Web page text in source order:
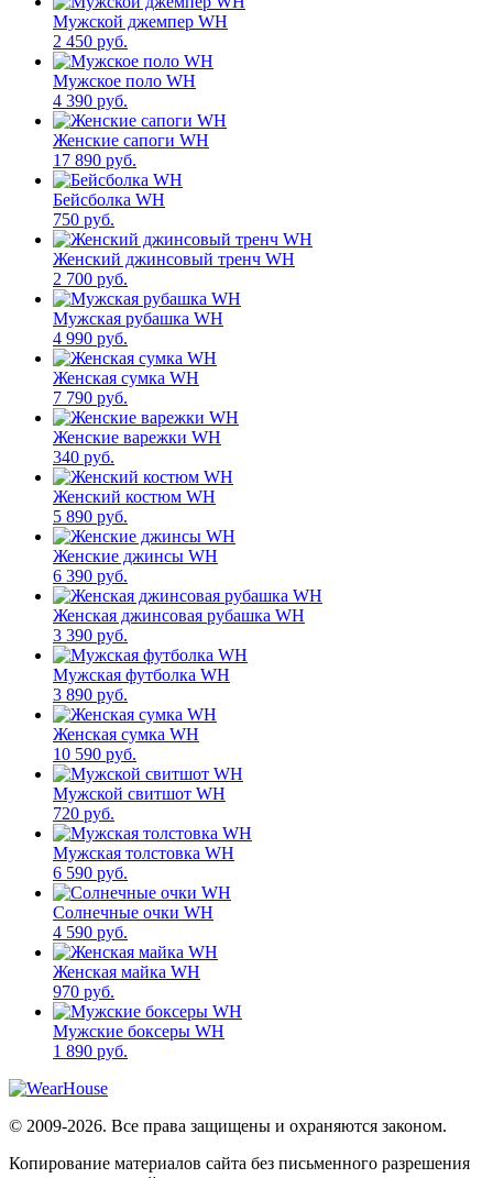
Мужской джемпер WH
2 450 руб.
Мужское поло WH
4 390 руб.
Женские сапоги WH
17 890 руб.
Бейсболка WH
750 руб.
Женский джинсовый тренч WH
2 700 руб.
Мужская рубашка WH
4 990 руб.
Женская сумка WH
7 790 руб.
Женские варежки WH
340 руб.
Женский костюм WH
5 890 руб.
Женские джинсы WH
6 390 руб.
Женская джинсовая рубашка WH
3 390 руб.
Мужская футболка WH
3 890 руб.
Женская сумка WH
10 590 руб.
Мужской свитшот WH
720 руб.
Мужская толстовка WH
6 590 руб.
Солнечные очки WH
4 590 руб.
Женская майка WH
970 руб.
Мужские боксеры WH
1 890 руб.
© 2009-2026. Все права защищены и охраняются законом.
Копирование материалов сайта без письменного разрешения